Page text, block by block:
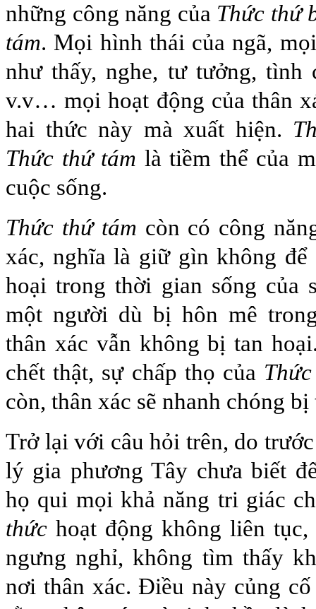
những công năng của Thức thứ
tám. Mọi hình thái của ngã,
như thấy, nghe, tư tưởng, tình
v.v… mọi hoạt động của thân
hai thức này mà xuất hiện.
Thức thứ tám là tiềm thể của
cuộc sống.
Thức thứ tám còn có công
xác, nghĩa là giữ gìn không để
hoại trong thời gian sống của
một người dù bị hôn mê
thân xác vẫn không bị tan
chết thật, sự chấp thọ của
còn, thân xác sẽ nhanh chóng bị
Trở lại với câu hỏi trên, do
lý gia phương Tây chưa biết
họ qui mọi khả năng tri giác
thức hoạt động không liên
ngưng nghỉ, không tìm thấy
nơi thân xác. Điều này củng